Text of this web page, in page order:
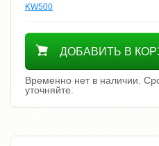
KW500
Уточнить цену
ДОБАВИТЬ В
Временно нет в наличии.
уточняйте.